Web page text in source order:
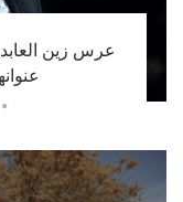
مؤشرات